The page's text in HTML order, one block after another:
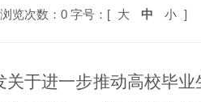
浏览次数：0 字号：[ 大 中 小 ]
于进一步推动高校毕业